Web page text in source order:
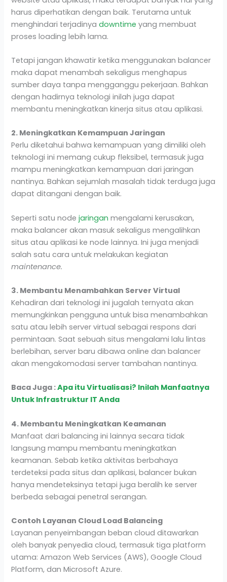
harus diperhatikan dengan baik. Terutama untuk
menghindari terjadinyadowntime yang membuat
proses loading lebih lama.
Tetapi jangan khawatir ketika menggunakan balancer
maka dapat menambah sekaligus menghapus
sumber daya tanpa mengganggu pekerjaan. Bahkan
dengan hadirnya teknologi inilah juga dapat
membantu meningkatkan kinerja situs atau aplikasi.
2. Meningkatkan Kemampuan Jaringan
Perlu diketahui bahwa kemampuan yang dimiliki oleh
teknologi ini memang cukup fleksibel, termasuk juga
mampu meningkatkan kemampuan dari jaringan
nantinya. Bahkan sejumlah masalah tidak terduga juga
dapat ditangani dengan baik.
Seperti satu nodejaringan mengalami kerusakan,
maka balancer akan masuk sekaligus mengalihkan
situs atau aplikasi ke node lainnya. Ini juga menjadi
salah satu cara untuk melakukan kegiatan
maintenance.
3. Membantu Menambahkan Server Virtual
Kehadiran dari teknologi ini jugalah ternyata akan
memungkinkan pengguna untuk bisa menambahkan
satu atau lebih server virtual sebagai respons dari
permintaan. Saat sebuah situs mengalami lalu lintas
berlebihan, server baru dibawa online dan balancer
akan mengakomodasi server tambahan nantinya.
Baca Juga :Apa itu Virtualisasi? Inilah Manfaatnya
Untuk Infrastruktur IT Anda
4. Membantu Meningkatkan Keamanan
Manfaat dari balancing ini lainnya secara tidak
langsung mampu membantu meningkatkan
keamanan. Sebab ketika aktivitas berbahaya
terdeteksi pada situs dan aplikasi, balancer bukan
hanya mendeteksinya tetapi juga beralih ke server
berbeda sebagai penetral serangan.
Contoh Layanan Cloud Load Balancing
Layanan penyeimbangan beban cloud ditawarkan
oleh banyak penyedia cloud, termasuk tiga platform
utama: Amazon Web Services (AWS), Google Cloud
Platform, dan Microsoft Azure.